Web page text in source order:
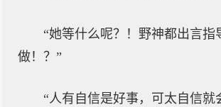
“她等什么呢？！野神都出言指
做！？”
“人有自信是好事，可太自信就